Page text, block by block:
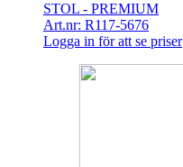
STOL - PREMIUM
Art.nr: R117-5676
Logga in för att se priser